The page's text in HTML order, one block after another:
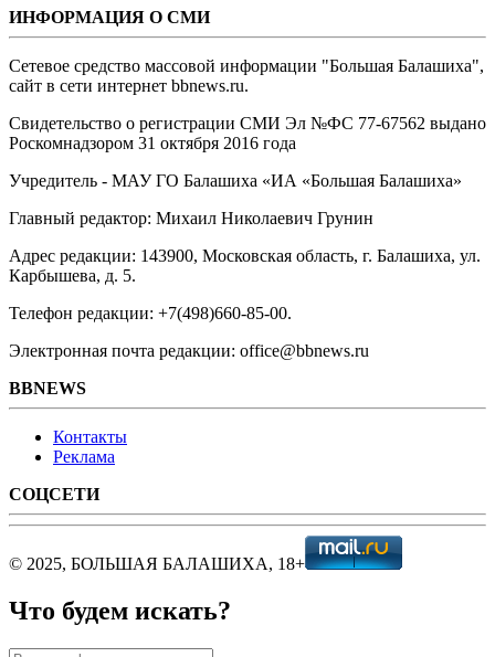
ИНФОРМАЦИЯ О СМИ
Сетевое средство массовой информации "Большая Балашиха",
сайт в сети интернет bbnews.ru.
Свидетельство о регистрации СМИ Эл №ФС ‎77-67562 выдано
Роскомнадзором 31 октября 2016 года
Учредитель - МАУ ГО Балашиха «ИА «Большая Балашиха»
Главный редактор: Михаил Николаевич Грунин
Адрес редакции: 143900, Московская область, г. Балашиха, ул.
Карбышева, д. 5.
Телефон редакции: +7(498)660-85-00.
Электронная почта редакции: office@bbnews.ru
BBNEWS
Контакты
Реклама
СОЦСЕТИ
© 2025, БОЛЬШАЯ БАЛАШИХА, 18+
Что будем искать?